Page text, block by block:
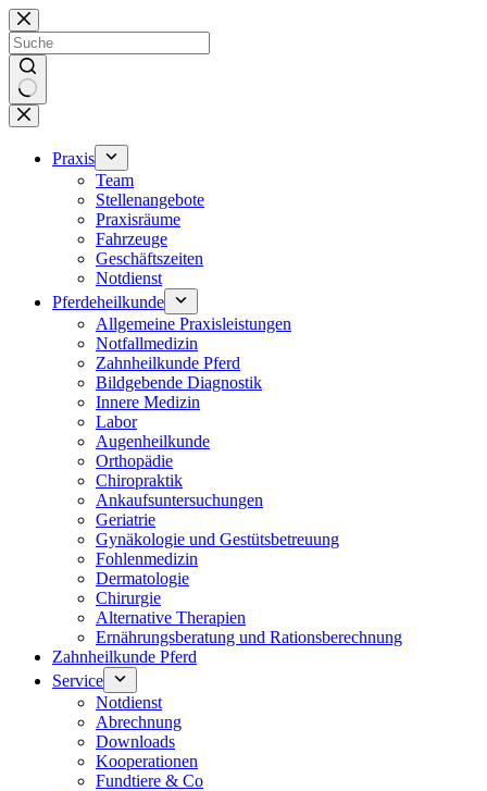
Zum
Inhalt
springen
Keine
Ergebnisse
Praxis
Team
Stellenangebote
Praxisräume
Fahrzeuge
Geschäftszeiten
Notdienst
Pferdeheilkunde
Allgemeine Praxisleistungen
Notfallmedizin
Zahnheilkunde Pferd
Bildgebende Diagnostik
Innere Medizin
Labor
Augenheilkunde
Orthopädie
Chiropraktik
Ankaufsuntersuchungen
Geriatrie
Gynäkologie und Gestütsbetreuung
Fohlenmedizin
Dermatologie
Chirurgie
Alternative Therapien
Ernährungsberatung und Rationsberechnung
Zahnheilkunde Pferd
Service
Notdienst
Abrechnung
Downloads
Kooperationen
Fundtiere & Co